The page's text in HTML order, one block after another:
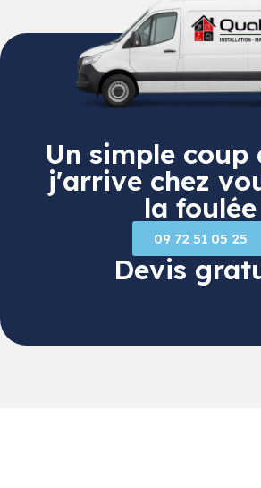
Un simple coup
j'arrive chez
la foulée
09 72 51 05 25
Devis